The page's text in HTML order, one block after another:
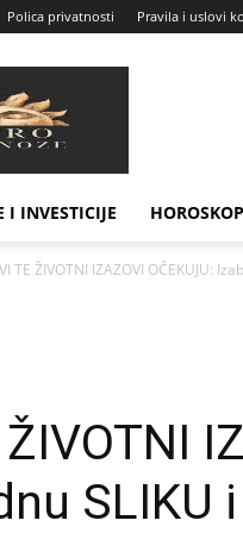
Polica privatnosti Pravila i uslovi
I INVESTICIJE HOROSKOP
TE ŽIVOTNI IZAZOVI OČEKUJU:
SLIKU